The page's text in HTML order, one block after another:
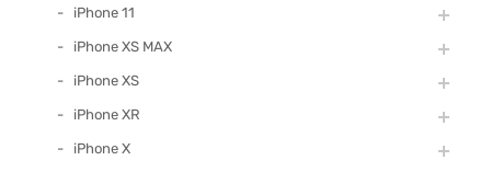
iPhone 11
iPhone XS MAX
iPhone XS
iPhone XR
iPhone X